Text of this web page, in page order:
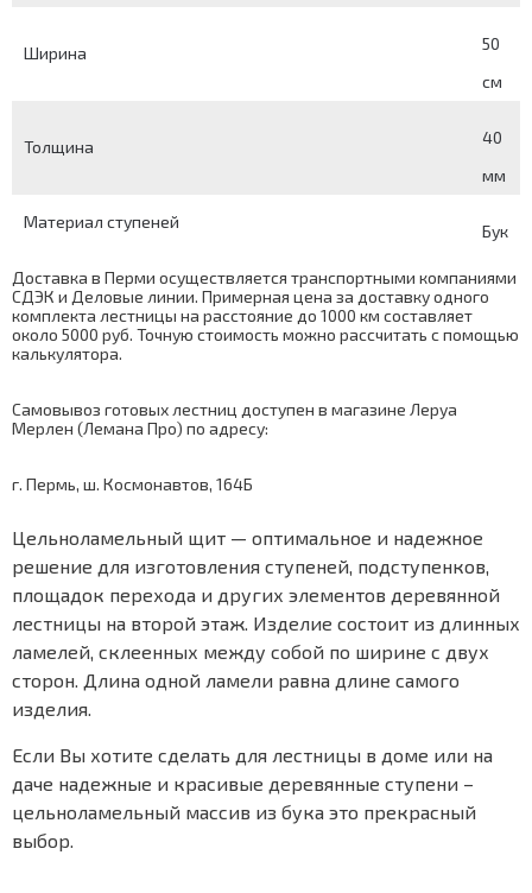
Ширина
50
см
Толщина
40
мм
Материал ступеней Бук
Доставка в Перми осуществляется транспортными компаниями
СДЭК и Деловые линии. Примерная цена за доставку одного
комплекта лестницы на расстояние до 1000 км составляет
около 5000 руб. Точную стоимость можно рассчитать с помощью
калькулятора.
Самовывоз готовых лестниц доступен в магазине Леруа
Мерлен (Лемана Про) по адресу:
г. Пермь, ш. Космонавтов, 164Б
Цельноламельный щит — оптимальное и надежное
решение для изготовления ступеней, подступенков,
площадок перехода и других элементов деревянной
лестницы на второй этаж. Изделие состоит из длинных
ламелей, склеенных между собой по ширине с двух
сторон. Длина одной ламели равна длине самого
изделия.
Если Вы хотите сделать для лестницы в доме или на
даче надежные и красивые деревянные ступени –
цельноламельный массив из бука это прекрасный
выбор.